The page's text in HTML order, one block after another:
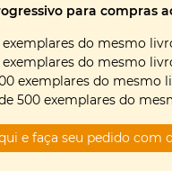
toda a comunidade, a
de forma
argumento é que
tratá-la no mesmo
para compras
exemplares do mesmo
exemplares do mesmo
exemplares do mesmo
500 exemplares do
e faça seu pedido com